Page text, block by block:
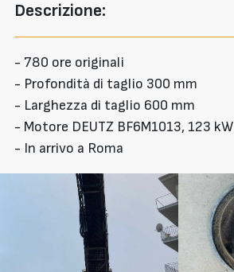
Descrizione:
- 780 ore originali
- Profondità di taglio 300 mm
- Larghezza di taglio 600 mm
- Motore DEUTZ BF6M1013, 123 kW
- In arrivo a Roma